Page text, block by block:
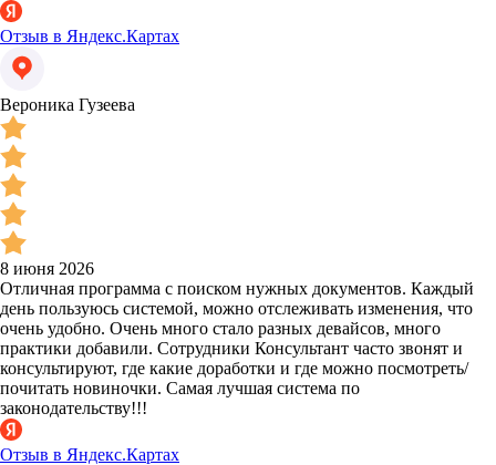
Отзыв в Яндекс.Картах
Вероника Гузеева
8 июня 2026
Отличная программа с поиском нужных документов. Каждый
день пользуюсь системой, можно отслеживать изменения, что
очень удобно. Очень много стало разных девайсов, много
практики добавили. Сотрудники Консультант часто звонят и
консультируют, где какие доработки и где можно посмотреть/
почитать новиночки. Самая лучшая система по
законодательству!!!
Отзыв в Яндекс.Картах